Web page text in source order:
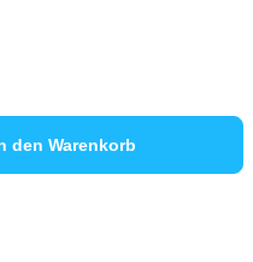
den Warenkorb